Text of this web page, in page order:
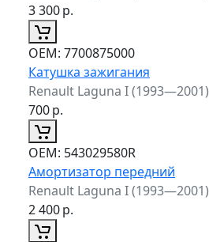
3 300р.
ОЕМ: 7700875000
Катушка зажигания
Renault Laguna I (1993—2001)
700р.
ОЕМ: 543029580R
Амортизатор передний
Renault Laguna I (1993—2001)
2 400р.